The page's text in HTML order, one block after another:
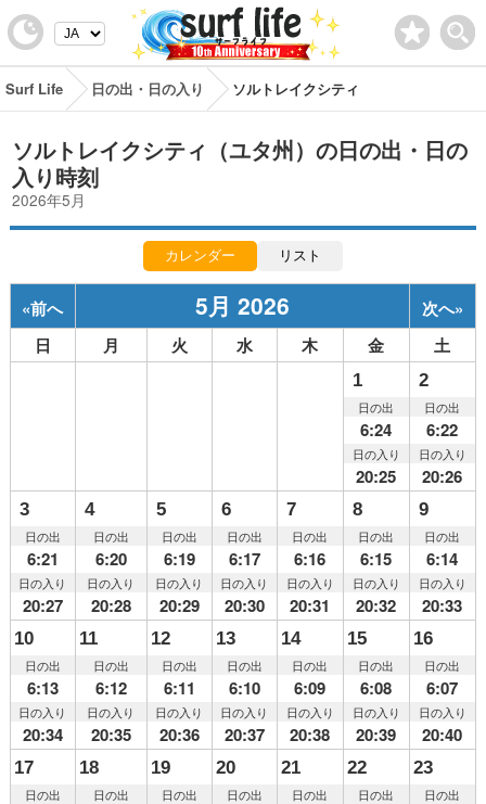
Surf Life 日の出・日の入り ソルトレイクシティ
ソルトレイクシティ（ユタ州）の日の出・日の
入り時刻
2026年5月
カレンダー リスト
«前へ 5月 2026 次へ»
日
月 火 水 木 金 土
1
日の出
6:24
日の入り
20:25
2
日の出
6:22
日の入り
20:26
3
日の出
6:21
日の入り
20:27
4
日の出
6:20
日の入り
20:28
5
日の出
6:19
日の入り
20:29
6
日の出
6:17
日の入り
20:30
7
日の出
6:16
日の入り
20:31
8
日の出
6:15
日の入り
20:32
9
日の出
6:14
日の入り
20:33
10
日の出
6:13
日の入り
20:34
11
日の出
6:12
日の入り
20:35
12
日の出
6:11
日の入り
20:36
13
日の出
6:10
日の入り
20:37
14
日の出
6:09
日の入り
20:38
15
日の出
6:08
日の入り
20:39
16
日の出
6:07
日の入り
20:40
17
日の出
18
日の出
19
日の出
20
日の出
21
日の出
22
日の出
23
日の出